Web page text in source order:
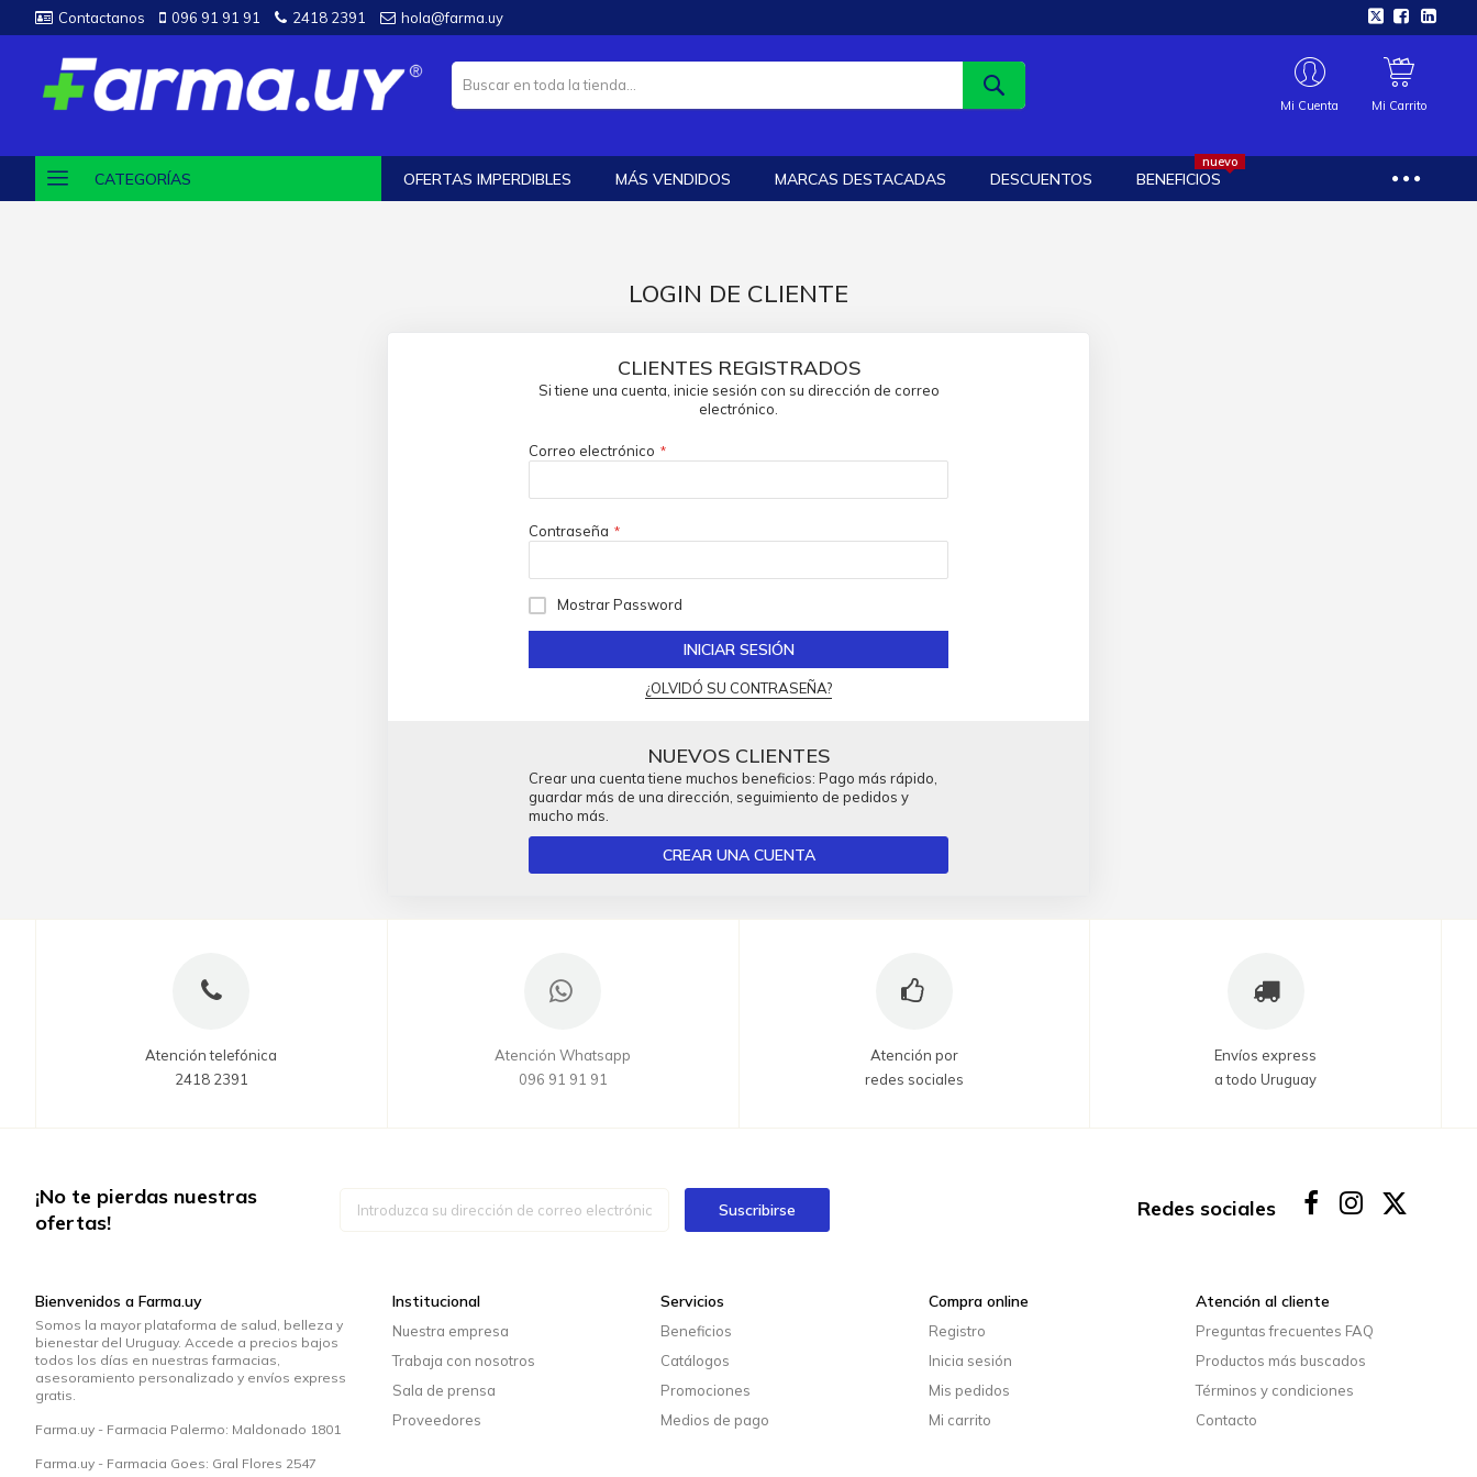
Contactanos 096 91 91 91 2418 2391 hola@farma.uy
Mi Cuenta Mi Carrito
CATEGORÍAS OFERTAS IMPERDIBLES MÁS VENDIDOS MARCAS DESTACADAS DESCUENTOS BENEFICIOS
nuevo
LOGIN DE CLIENTE
CLIENTES REGISTRADOS
Si tiene una cuenta, inicie sesión con su dirección de correo
electrónico.
Correo electrónico
Contraseña
Mostrar Password
INICIAR SESIÓN
¿OLVIDÓ SU CONTRASEÑA?
NUEVOS CLIENTES
Crear una cuenta tiene muchos beneficios: Pago más rápido,
guardar más de una dirección, seguimiento de pedidos y
mucho más.
CREAR UNA CUENTA
Atención telefónica
2418 2391
Atención Whatsapp
096 91 91 91
Atención por
redes sociales
Envíos express
a todo Uruguay
¡No te pierdas nuestras
ofertas!
Suscribirse Redes sociales
Bienvenidos a Farma.uy
Somos la mayor plataforma de salud, belleza y
bienestar del Uruguay. Accede a precios bajos
todos los días en nuestras farmacias,
asesoramiento personalizado y envíos express
gratis.
Farma.uy - Farmacia Palermo: Maldonado 1801
Farma.uy - Farmacia Goes: Gral Flores 2547
Institucional
Nuestra empresa
Trabaja con nosotros
Sala de prensa
Proveedores
Servicios
Beneficios
Catálogos
Promociones
Medios de pago
Compra online
Registro
Inicia sesión
Mis pedidos
Mi carrito
Atención al cliente
Preguntas frecuentes FAQ
Productos más buscados
Términos y condiciones
Contacto